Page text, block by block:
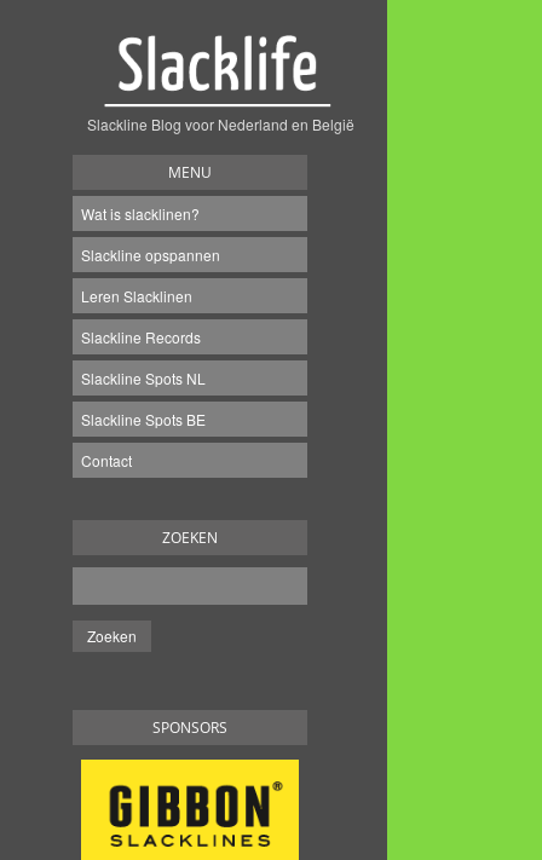
Slackline Blog voor Nederland en België
MENU
Wat is slacklinen?
Slackline opspannen
Leren Slacklinen
Slackline Records
Slackline Spots NL
Slackline Spots BE
Contact
ZOEKEN
SPONSORS